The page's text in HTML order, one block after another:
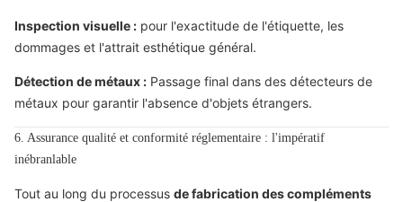
Inspection visuelle : pour l'exactitude de l'étiquette, les
dommages et l'attrait esthétique général.
Détection de métaux : Passage final dans des détecteurs de
métaux pour garantir l'absence d'objets étrangers.
6. Assurance qualité et conformité réglementaire : l'impératif
inébranlable
Tout au long du processus de fabrication des compléments